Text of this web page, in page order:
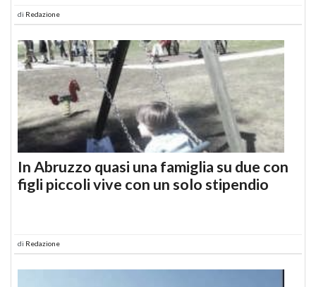
di Redazione
In Abruzzo quasi una famiglia su due con
figli piccoli vive con un solo stipendio
di Redazione